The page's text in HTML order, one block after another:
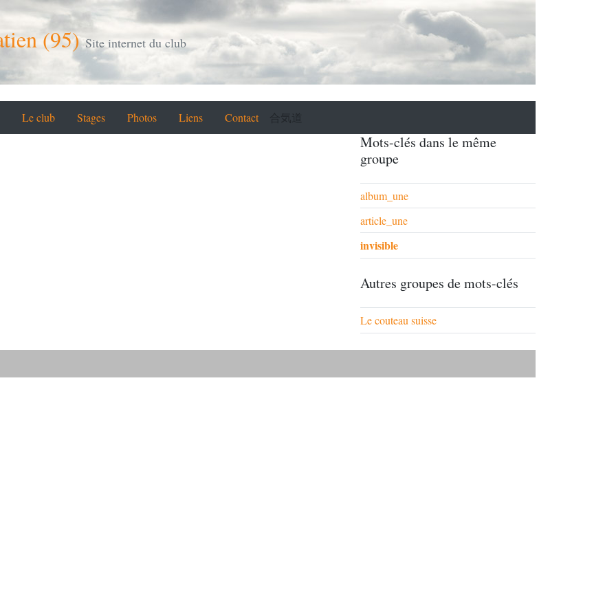
(95)Site internet du club
Le club Stages Photos Liens Contact 合気道
Mots-clés dans le même
groupe
album_une
article_une
invisible
Autres groupes de mots-clés
Le couteau suisse